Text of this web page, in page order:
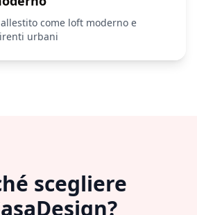
come loft moderno e
urbani
scegliere